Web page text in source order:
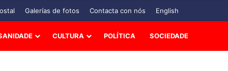
Galerías de fotos Contacta con nós English
CULTURA POLÍTICA SOCIEDADE